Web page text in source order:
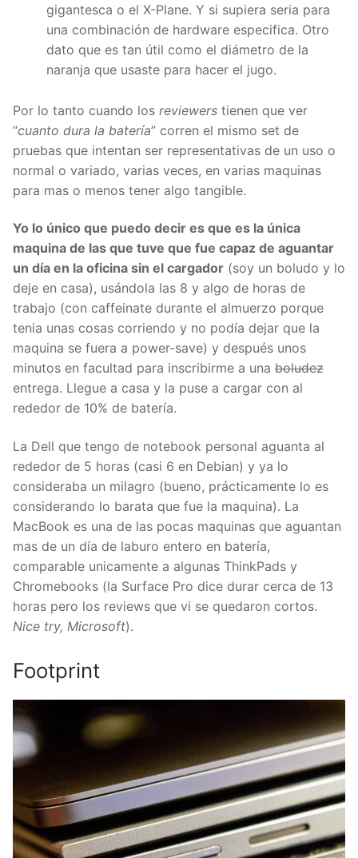
gigantesca o el X-Plane. Y si supiera seria para
una combinación de hardware especifica. Otro
dato que es tan útil como el diámetro de la
naranja que usaste para hacer el jugo.
Por lo tanto cuando los reviewers tienen que ver
“cuanto dura la batería” corren el mismo set de
pruebas que intentan ser representativas de un uso o
normal o variado, varias veces, en varias maquinas
para mas o menos tener algo tangible.
Yo lo único que puedo decir es que es la única
maquina de las que tuve que fue capaz de aguantar
un día en la oficina sin el cargador (soy un boludo y lo
deje en casa), usándola las 8 y algo de horas de
trabajo (con caffeinate durante el almuerzo porque
tenia unas cosas corriendo y no podía dejar que la
maquina se fuera a power-save) y después unos
minutos en facultad para inscribirme a una boludez
entrega. Llegue a casa y la puse a cargar con al
rededor de 10% de batería.
La Dell que tengo de notebook personal aguanta al
rededor de 5 horas (casi 6 en Debian) y ya lo
consideraba un milagro (bueno, prácticamente lo es
considerando lo barata que fue la maquina). La
MacBook es una de las pocas maquinas que aguantan
mas de un día de laburo entero en batería,
comparable unicamente a algunas ThinkPads y
Chromebooks (la Surface Pro dice durar cerca de 13
horas pero los reviews que vi se quedaron cortos.
Nice try, Microsoft).
Footprint